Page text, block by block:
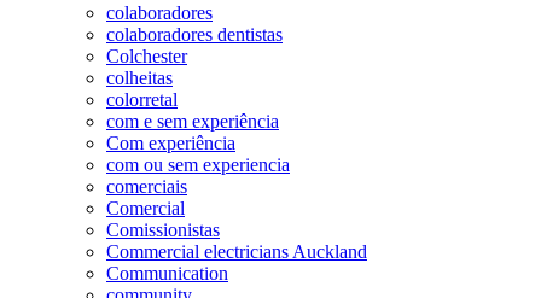
colaboradores
colaboradores dentistas
Colchester
colheitas
colorretal
com e sem experiência
Com experiência
com ou sem experiencia
comerciais
Comercial
Comissionistas
Commercial electricians Auckland
Communication